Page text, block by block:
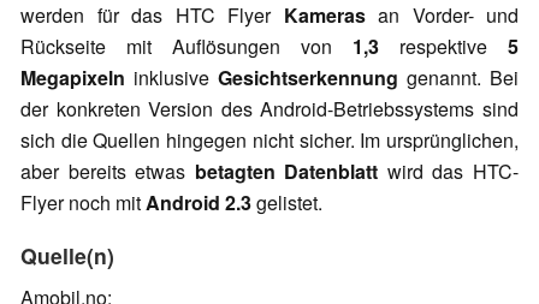
werden für das HTC Flyer Kamerasan Vorder- und
Rückseite mit Auflösungen von 1,3 respektive 5
Megapixeln inklusive Gesichtserkennung genannt. Bei
der konkreten Version des Android-Betriebssystems sind
sich die Quellen hingegen nicht sicher. Im ursprünglichen,
aber bereits etwas betagten Datenblatt wird das HTC-
Flyer noch mitAndroid 2.3gelistet.
Quelle(n)
Amobil.no: